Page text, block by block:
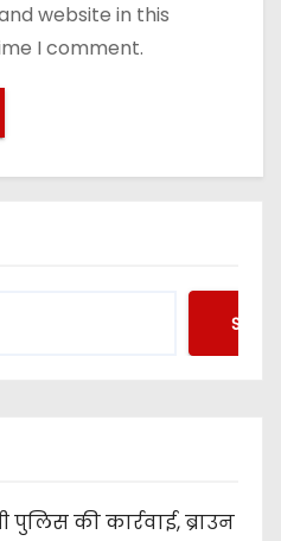
website in this
I comment.
की कार्रवाई, ब्राउन